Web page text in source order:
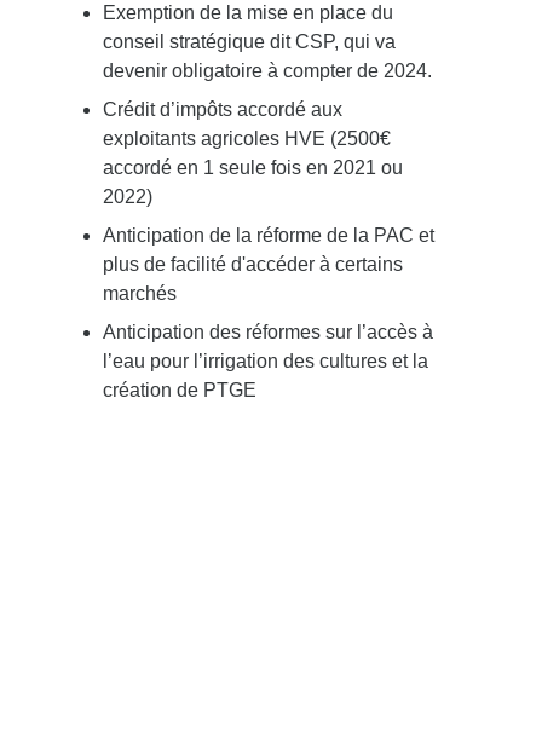
Exemption de la mise en place du
conseil stratégique dit CSP, qui va
devenir obligatoire à compter de 2024.
Crédit d’impôts accordé aux
exploitants agricoles HVE (2500€
accordé en 1 seule fois en 2021 ou
2022)
Anticipation de la réforme de la PAC et
plus de facilité d'accéder à certains
marchés
Anticipation des réformes sur l’accès à
l’eau pour l’irrigation des cultures et la
création de PTGE